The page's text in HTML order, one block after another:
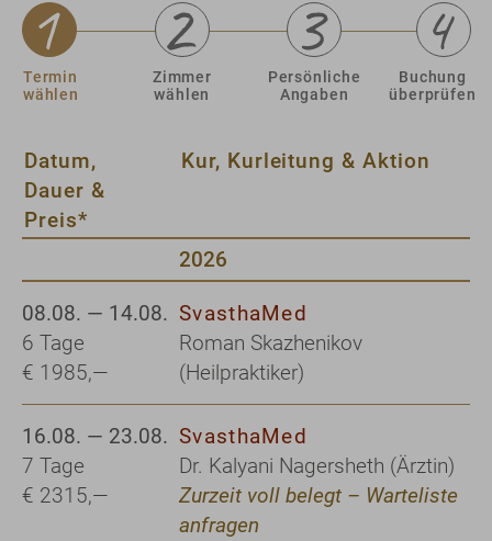
Termin
wählen
Zimmer
wählen
Persönliche
Angaben
Buchung
überprüfen
Datum,
Dauer &
Preis*
Kur, Kurleitung & Aktion
2026
08.08. — 14.08.
6 Tage
€ 1985,—
SvasthaMed
Roman Skazhenikov
(Heilpraktiker)
16.08. — 23.08.
7 Tage
€ 2315,—
SvasthaMed
Dr. Kalyani Nagersheth (Ärztin)
Zurzeit voll belegt – Warteliste
anfragen